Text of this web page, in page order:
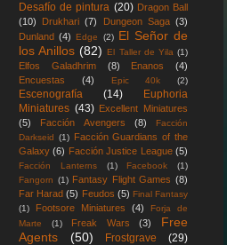
Desafío de pintura (20) Dragon Ball
(10)
Drukhari (7) Dungeon Saga (3)
Dunland (4) Edge (2) El Señor de
los Anillos (82) El Taller de Yila (1)
Elfos Galadhrim (8) Enanos
(4)
Encuestas
(4) Epic 40k (2)
Escenografía (14)
Euphoria
Miniatures (43) Excellent Miniatures
(5)
Facción Avengers (8)
Facción
Darkseid (1) Facción Guardians of the
Galaxy (6) Facción Justice League (5)
Facción Lanterns (1) Facebook
(1)
Fangorn (1) Fantasy Flight Games (8)
Far Harad (5) Feudos (5) Final Fantasy
(1)
Footsore Miniatures (4)
Forja de
Marte
(1) Freak Wars (3)
Free
Agents
(50) Frostgrave (29)